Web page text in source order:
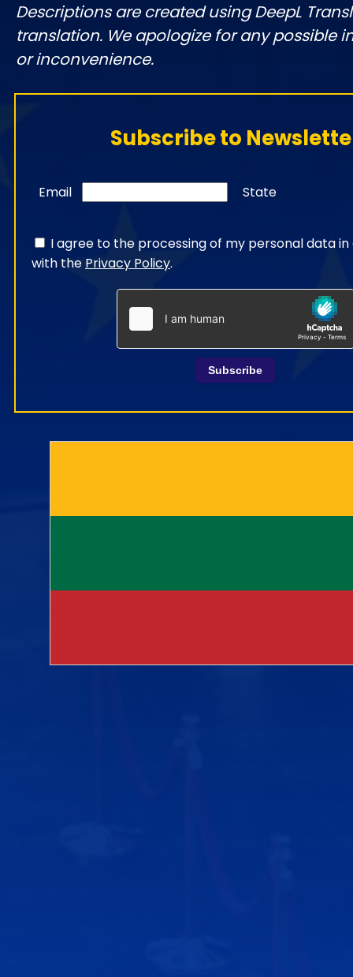
Descriptions are created using DeepL
translation. We apologize for any possible
or inconvenience.
Subscribe to
Email State
I agree to the processing of my personal data
with the Privacy Policy.
Subscribe